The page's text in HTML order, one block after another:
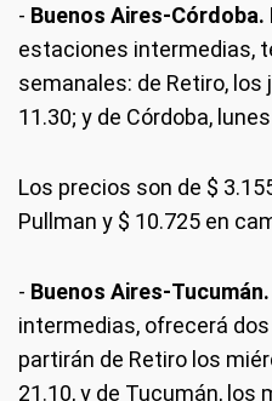
- Buenos Aires-Córdoba.
estaciones intermedias,
semanales: de Retiro,
11.30; y de Córdoba,
Los precios son de $
Pullman y $ 10.725 en
- Buenos Aires-Tucumán.
intermedias, ofrecerá
partirán de Retiro los
21.10, y de Tucumán, los